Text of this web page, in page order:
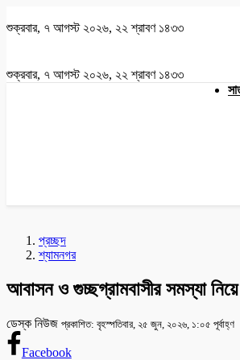
শুক্রবার, ৭ আগস্ট ২০২৬, ২২ শ্রাবণ ১৪৩৩
শুক্রবার, ৭ আগস্ট ২০২৬, ২২ শ্রাবণ ১৪৩৩
প্রচ্ছদ
শ্যামনগর
আবাসন ও গুচ্ছগ্রামবাসীর সমস্যা
ডেস্ক নিউজ প্রকাশিত: বৃহস্পতিবার, ২৫ জুন, ২০২৬, ১:০৫ পূর্বাহ্ণ
Facebook